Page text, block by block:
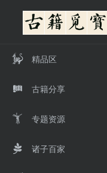
精品区
古籍分享
专题资源
诸子百家